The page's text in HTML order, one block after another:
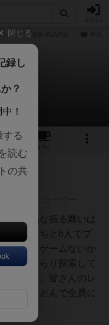
レガンツの通販/商品詳細
カフェ
充実
お下品な振る舞いは
友人たちと6人でプ
白そうなゲームないか
らりふらり探索して
ました。皆さんのレ
りたいとんで全員に
閉じる
録し
？
！
る
読む
の共